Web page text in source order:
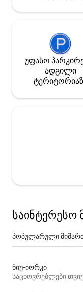
უფასო
ადგილი
საინტერესო
პოპულარული
ნიუ-იორკი
საცხოვრებლები